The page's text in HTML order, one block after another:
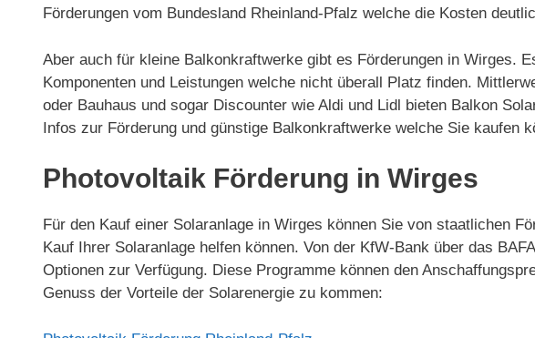
Förderungen vom Bundesland Rheinland-Pfalz welche die Kosten
Aber auch für kleine Balkonkraftwerke gibt es Förderungen in Wirges.
Komponenten und Leistungen welche nicht überall Platz finden.
oder Bauhaus und sogar Discounter wie Aldi und Lidl bieten Balkon
Infos zur Förderung und günstige Balkonkraftwerke welche Sie kaufen
Photovoltaik Förderung in Wirges
Für den Kauf einer Solaranlage in Wirges können Sie von staatlichen
Kauf Ihrer Solaranlage helfen können. Von der KfW-Bank über das
Optionen zur Verfügung. Diese Programme können den
Genuss der Vorteile der Solarenergie zu kommen: